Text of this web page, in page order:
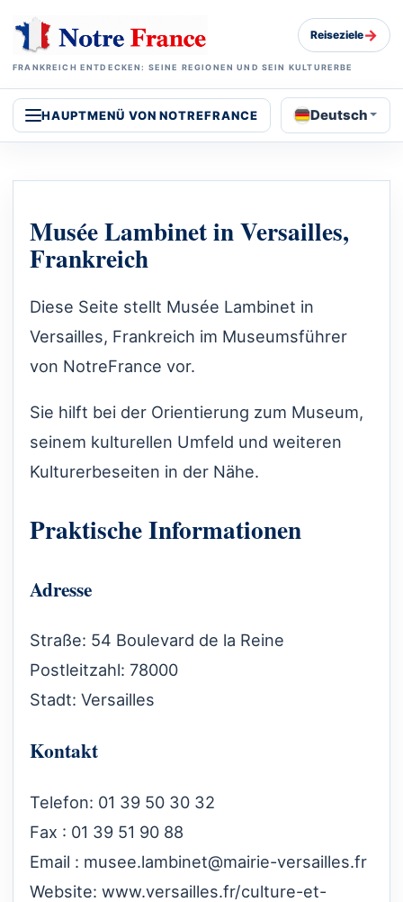
FRANKREICH ENTDECKEN: SEINE REGIONEN UND SEIN KULTURERBE
Reiseziele→
HAUPTMENÜ VON NOTREFRANCE Deutsch
Musée Lambinet in Versailles,
Frankreich
Diese Seite stellt Musée Lambinet in
Versailles, Frankreich im Museumsführer
von NotreFrance vor.
Sie hilft bei der Orientierung zum Museum,
seinem kulturellen Umfeld und weiteren
Kulturerbeseiten in der Nähe.
Praktische Informationen
Adresse
Straße: 54 Boulevard de la Reine
Postleitzahl: 78000
Stadt: Versailles
Kontakt
Telefon: 01 39 50 30 32
Fax : 01 39 51 90 88
Email : musee.lambinet@mairie-versailles.fr
Website: www.versailles.fr/culture-et-